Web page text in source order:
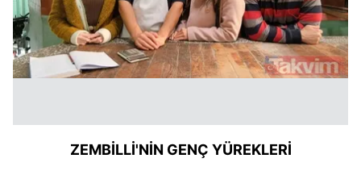
ZEMBİLLİ'NİN GENÇ YÜREKLERİ